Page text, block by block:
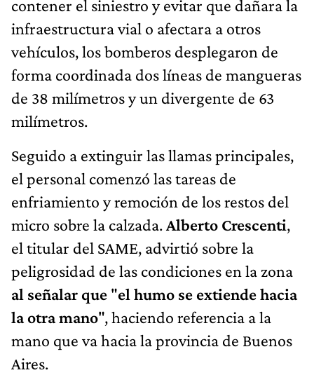
contener el siniestro y evitar que dañara la
infraestructura vial o afectara a otros
vehículos, los bomberos desplegaron de
forma coordinada dos líneas de mangueras
de 38 milímetros y un divergente de 63
milímetros.
Seguido a extinguir las llamas principales,
el personal comenzó las tareas de
enfriamiento y remoción de los restos del
micro sobre la calzada.Alberto Crescenti,
el titular del SAME, advirtió sobre la
peligrosidad de las condiciones en la zona
al señalar que "el humo se extiende hacia
la otra mano", haciendo referencia a la
mano que va hacia la provincia de Buenos
Aires.